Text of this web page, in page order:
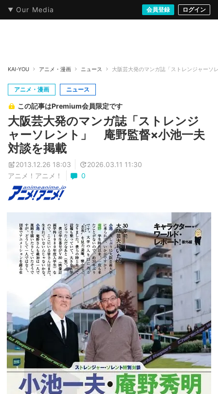
Our Media 会員登録 ログイン
本・文芸 情報化社会 音楽・映像 ゲームストリート
KAI-YOU アニメ・漫画 ニュース 大阪芸大発のマンガ誌「ストレンジャー
アニメ・漫画 ニュース
この記事はPremium会員限定です
大阪芸大発のマンガ誌「ストレンジ
ャーソレント」 庵野監督×小池一夫
対談を掲載
2013.12.26 18:03
2026.03.11 11:30
アニメ！アニメ！
0